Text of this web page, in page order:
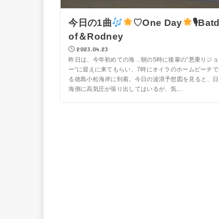
今日の1曲 ♡One Day
of＆Rodney
2023.04.23
昨日は、今年初めての海…朝の5時に後輩の”悪乗りジョ
ー“に迎えに来てもらい、7時にオイラのホームビーチで
る徳島小松海岸に到着。今日の波浪予想図を見ると、
海側に高気圧が張り出してはいるが、気...